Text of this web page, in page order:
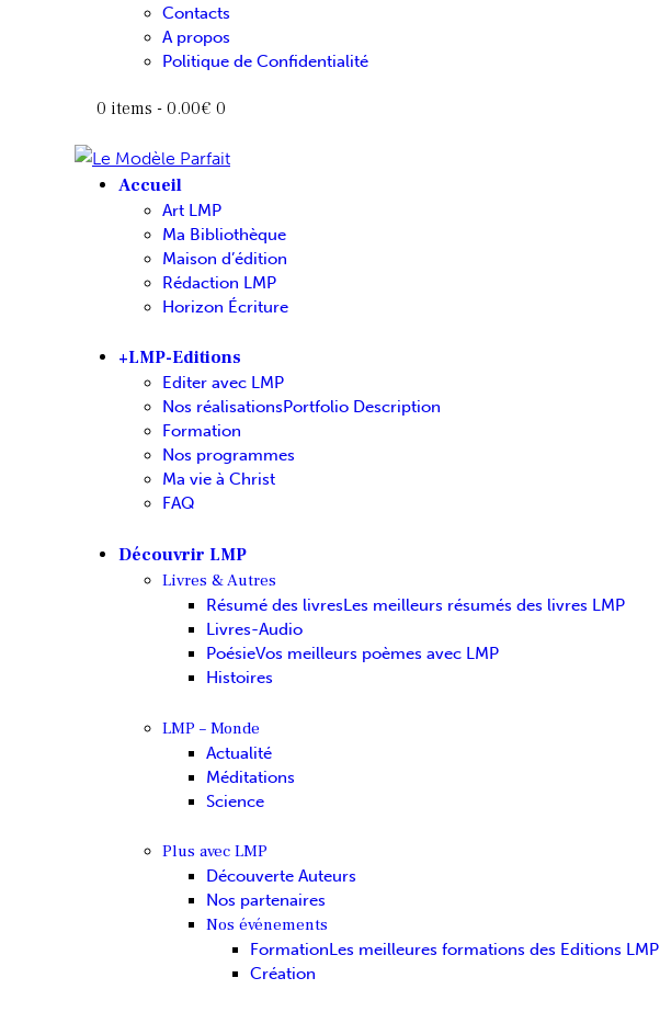
Contacts
A propos
Politique de Confidentialité
0 items - 0.00€ 0
Accueil
Art LMP
Ma Bibliothèque
Maison d’édition
Rédaction LMP
Horizon Écriture
+LMP-Editions
Editer avec LMP
Nos réalisations Portfolio Description
Formation
Nos programmes
Ma vie à Christ
FAQ
Découvrir LMP
Livres & Autres
Résumé des livresLes meilleurs résumés des livres LMP
Livres-Audio
PoésieVos meilleurs poèmes avec LMP
Histoires
LMP – Monde
Actualité
Méditations
Science
Plus avec LMP
Découverte Auteurs
Nos partenaires
Nos événements
FormationLes meilleures formations des Editions LMP
Création